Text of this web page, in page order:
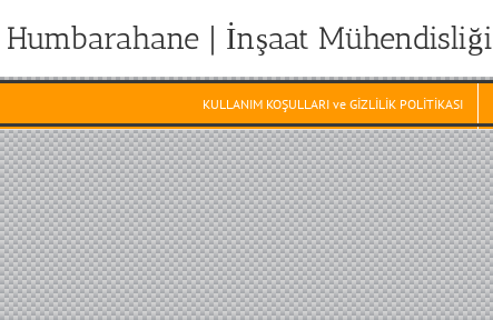
Humbarahane | İnşaat Mühendisliği
KULLANIM KOŞULLARI ve GİZLİLİK POLİTİKASI